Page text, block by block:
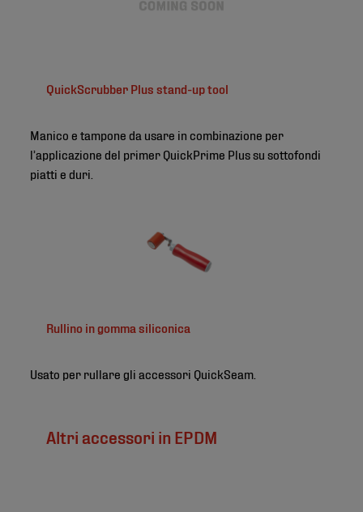
QuickScrubber Plus stand-up tool
Manico e tampone da usare in combinazione per
l’applicazione del primer QuickPrime Plus su sottofondi
piatti e duri.
Rullino in gomma siliconica
Usato per rullare gli accessori QuickSeam.
Altri accessori in EPDM